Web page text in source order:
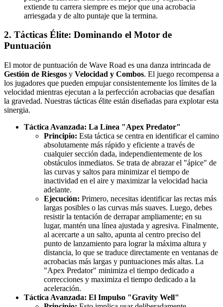
extiende tu carrera siempre es mejor que una acrobacia
arriesgada y de alto puntaje que la termina.
2. Tácticas Élite: Dominando el Motor de
Puntuación
El motor de puntuación de Wave Road es una danza intrincada de
Gestión de Riesgos y Velocidad y Combos. El juego recompensa a
los jugadores que pueden empujar consistentemente los límites de la
velocidad mientras ejecutan a la perfección acrobacias que desafían
la gravedad. Nuestras tácticas élite están diseñadas para explotar esta
sinergia.
Táctica Avanzada: La Línea "Apex Predator"
Principio: Esta táctica se centra en identificar el camino
absolutamente más rápido y eficiente a través de
cualquier sección dada, independientemente de los
obstáculos inmediatos. Se trata de abrazar el "ápice" de
las curvas y saltos para minimizar el tiempo de
inactividad en el aire y maximizar la velocidad hacia
adelante.
Ejecución: Primero, necesitas identificar las rectas más
largas posibles o las curvas más suaves. Luego, debes
resistir la tentación de derrapar ampliamente; en su
lugar, mantén una línea ajustada y agresiva. Finalmente,
al acercarte a un salto, apunta al centro preciso del
punto de lanzamiento para lograr la máxima altura y
distancia, lo que se traduce directamente en ventanas de
acrobacias más largas y puntuaciones más altas. La
"Apex Predator" minimiza el tiempo dedicado a
correcciones y maximiza el tiempo dedicado a la
aceleración.
Táctica Avanzada: El Impulso "Gravity Well"